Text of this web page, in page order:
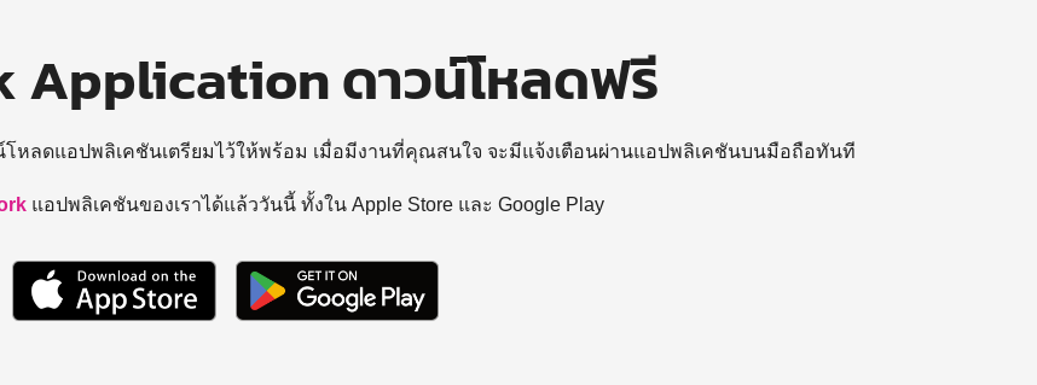
Application ดาวน์โหลดฟรี
หลดแอปพลิเคชันเตรียมไว้ให้พร้อม เมื่อมีงานที่คุณสนใจ จะมีแจ้งเตือนผ่านแอปพลิเคชันบนมือถือทันที
แอปพลิเคชันของเราได้แล้ววันนี้ ทั้งใน Apple Store และ Google Play